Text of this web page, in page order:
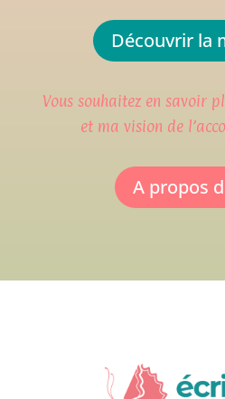
Découvrir la
Vous souhaitez en savoir
et ma vision de
A propos